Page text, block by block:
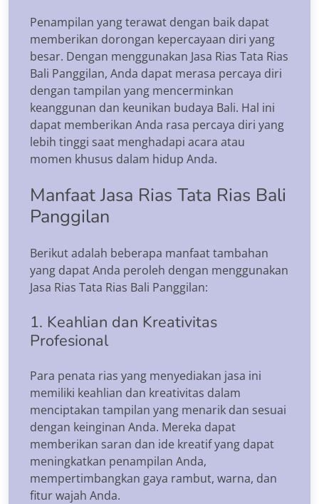
Penampilan yang terawat dengan baik dapat
memberikan dorongan kepercayaan diri yang
besar. Dengan menggunakan Jasa Rias Tata Rias
Bali Panggilan, Anda dapat merasa percaya diri
dengan tampilan yang mencerminkan
keanggunan dan keunikan budaya Bali. Hal ini
dapat memberikan Anda rasa percaya diri yang
lebih tinggi saat menghadapi acara atau
momen khusus dalam hidup Anda.
Manfaat Jasa Rias Tata Rias Bali
Panggilan
Berikut adalah beberapa manfaat tambahan
yang dapat Anda peroleh dengan menggunakan
Jasa Rias Tata Rias Bali Panggilan:
1. Keahlian dan Kreativitas
Profesional
Para penata rias yang menyediakan jasa ini
memiliki keahlian dan kreativitas dalam
menciptakan tampilan yang menarik dan sesuai
dengan keinginan Anda. Mereka dapat
memberikan saran dan ide kreatif yang dapat
meningkatkan penampilan Anda,
mempertimbangkan gaya rambut, warna, dan
fitur wajah Anda.